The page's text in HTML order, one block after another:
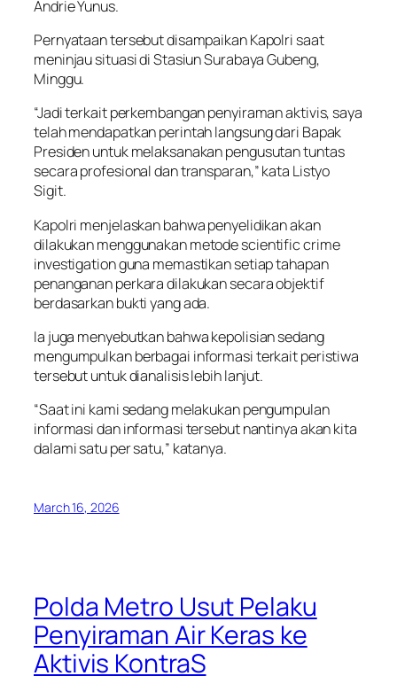
Andrie Yunus.
Pernyataan tersebut disampaikan Kapolri saat
meninjau situasi di Stasiun Surabaya Gubeng,
Minggu.
“Jadi terkait perkembangan penyiraman aktivis, saya
telah mendapatkan perintah langsung dari Bapak
Presiden untuk melaksanakan pengusutan tuntas
secara profesional dan transparan,” kata Listyo
Sigit.
Kapolri menjelaskan bahwa penyelidikan akan
dilakukan menggunakan metode scientific crime
investigation guna memastikan setiap tahapan
penanganan perkara dilakukan secara objektif
berdasarkan bukti yang ada.
Ia juga menyebutkan bahwa kepolisian sedang
mengumpulkan berbagai informasi terkait peristiwa
tersebut untuk dianalisis lebih lanjut.
“Saat ini kami sedang melakukan pengumpulan
informasi dan informasi tersebut nantinya akan kita
dalami satu per satu,” katanya.
March 16, 2026
Polda Metro Usut Pelaku
Penyiraman Air Keras ke
Aktivis KontraS